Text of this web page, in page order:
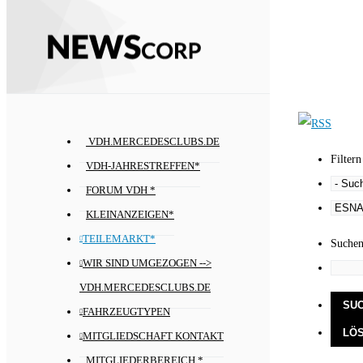
VDH.MERCEDESCLUBS.DE
VDH-JAHRESTREFFEN*
FORUM VDH *
KLEINANZEIGEN*
TEILEMARKT*
WIR SIND UMGEZOGEN -->
VDH.MERCEDESCLUBS.DE
FAHRZEUGTYPEN
MITGLIEDSCHAFT KONTAKT
MITGLIEDERBEREICH *
Filtern
Suchen